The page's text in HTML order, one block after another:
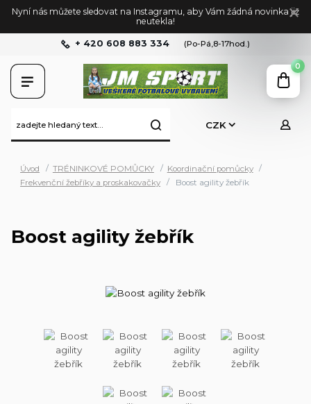
Nyní nás můžete sledovat na Instagramu, aby Vám žádná novinka již
neutekla!
CZK
+ 420 608 883 334 (Po-Pá,8-17hod.)
0
Úvod TRÉNINKOVÉ POMŮCKY
Koordinační pomůcky
Frekvenční žebříky a proskakovačky
Boost agility žebřík
Boost agility žebřík